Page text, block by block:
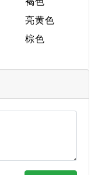
亮黄色
棕色